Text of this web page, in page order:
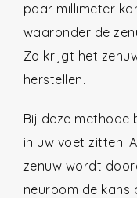
paar millimeter
waaronder de
Zo krijgt het
herstellen.
Bij deze methode
in uw voet zitten.
zenuw wordt
neuroom de kans